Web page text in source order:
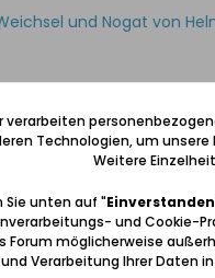
und Nogat von
Einblicke
verarbeiten
Technologien, um
Weitere
Sie unten auf "Einverstanden
und Cookie-
Forum möglicherweise
und Verarbeitung Ihrer Daten